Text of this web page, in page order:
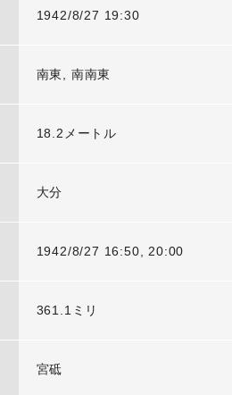
1942/8/27 19:30
南東, 南南東
18.2メートル
大分
1942/8/27 16:50, 20:00
361.1ミリ
宮砥